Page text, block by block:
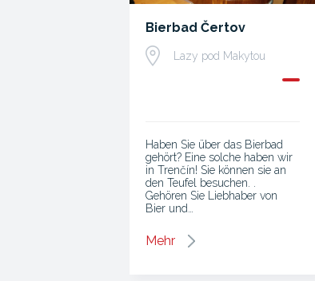
Bierbad Čertov
Lazy pod Makytou
Haben Sie über das Bierbad
gehört? Eine solche haben wir
in Trenčín! Sie können sie an
den Teufel besuchen. .
Gehören Sie Liebhaber von
Bier und…
Mehr